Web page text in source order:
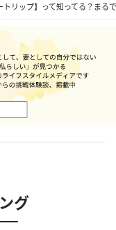
トリップ】って知ってる？ま
グ